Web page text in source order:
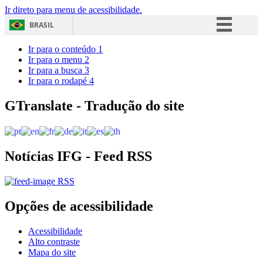
Ir direto para menu de acessibilidade.
BRASIL
Acesso à informação
Ir para o conteúdo 1
Ir para o menu 2
Ir para a busca 3
Ir para o rodapé 4
GTranslate - Tradução do site
Notícias IFG - Feed RSS
RSS
Opções de acessibilidade
Acessibilidade
Alto contraste
Mapa do site